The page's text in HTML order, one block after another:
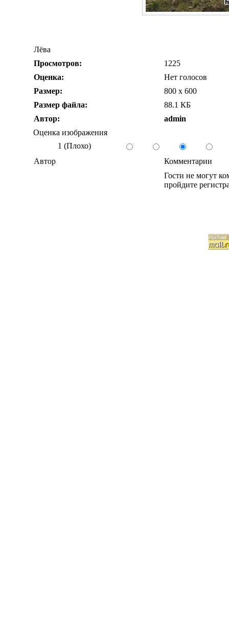
Лёва
Просмотров:
1225
Оценка:
Нет голосов
Размер:
800 x 600
Размер файла:
88.1 КБ
Автор:
admin
Оценка изображения
1 (Плохо)
Автор
Комментарии
Гости не могут
пройдите